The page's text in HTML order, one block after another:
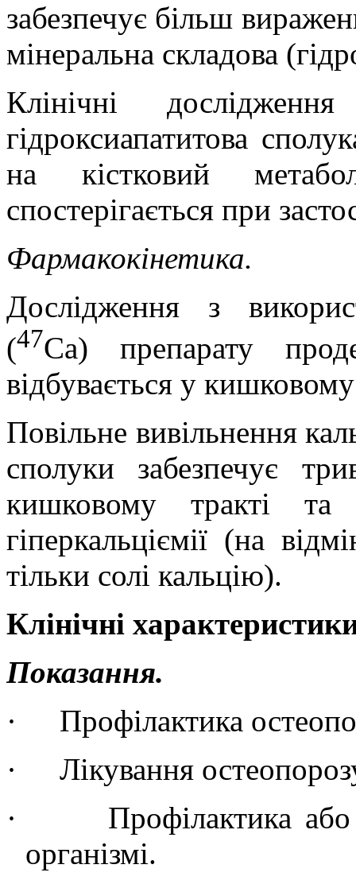
забезпечує більш
мінеральна складова
Клінічні
гідроксиапатитова
на кістковий
спостерігається при
Фармакокінетика.
Дослідження з
(47Сa) препарату
відбувається у кишковому
Повільне вивільнення
сполуки забезпечує
кишковому тракті та
гіперкальціємії (на
тільки солі кальцію).
Клінічні
Показання.
·
Профілактика
·
Лікування
·
Профілактика
організмі.